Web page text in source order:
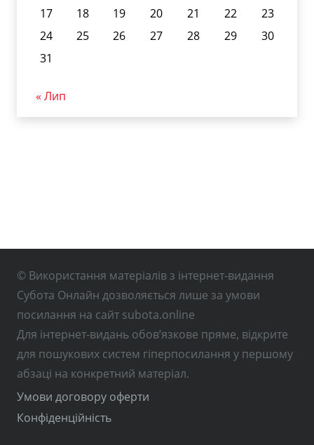
17
18 19 20 21 22
23
24
25 26 27 28 29
30
31
« Лип
© Використання матеріалів з інтернет-видання
Субота Онлайн дозволяється лише за умови
посилання на сайт subota.online
Для інтернет-видань обов’язкове пряме, відкрите
для пошукових систем гіперпосилання у першому
абзаці на конкретний матеріал.
Умови договору оферти
Конфіденційність